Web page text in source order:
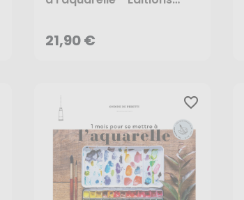
21,90 €AJOUTER AU PANIER
favorite_border